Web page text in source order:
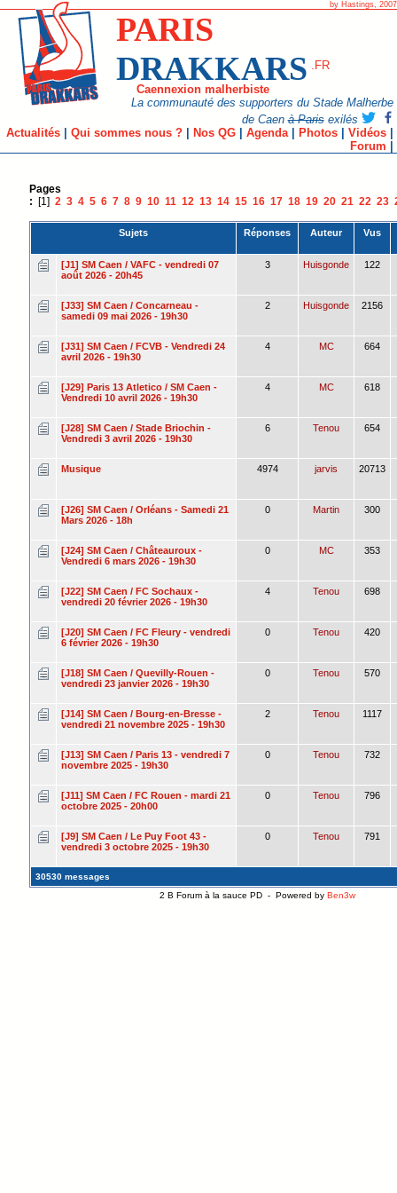
by Hastings, 2007
PARIS
DRAKKARS .FR
Caennexion malherbiste
La communauté des supporters du Stade Malherbe
de Caenà Parisexilés
Actualités| Qui sommes nous ?| Nos QG| Agenda| Photos| Vidéos|
Forum |
Pages
: [1] 2 3 4 5 6 7 8 9 10 11 12 13 14 15 16 17 18 19 20 21 22 23
Sujets Réponses Auteur Vus
[J1] SM Caen / VAFC - vendredi 07
août 2026 - 20h45
3 Huisgonde 122
[J33] SM Caen / Concarneau -
samedi 09 mai 2026 - 19h30
2 Huisgonde 2156
[J31] SM Caen / FCVB - Vendredi 24
avril 2026 - 19h30
4 MC 664
[J29] Paris 13 Atletico / SM Caen -
Vendredi 10 avril 2026 - 19h30
4 MC 618
[J28] SM Caen / Stade Briochin -
Vendredi 3 avril 2026 - 19h30
6 Tenou 654
Musique 4974 jarvis 20713
[J26] SM Caen / Orléans - Samedi 21
Mars 2026 - 18h
0 Martin 300
[J24] SM Caen / Châteauroux -
Vendredi 6 mars 2026 - 19h30
0 MC 353
[J22] SM Caen / FC Sochaux -
vendredi 20 février 2026 - 19h30
4 Tenou 698
[J20] SM Caen / FC Fleury - vendredi
6 février 2026 - 19h30
0 Tenou 420
[J18] SM Caen / Quevilly-Rouen -
vendredi 23 janvier 2026 - 19h30
0 Tenou 570
[J14] SM Caen / Bourg-en-Bresse -
vendredi 21 novembre 2025 - 19h30
2 Tenou 1117
[J13] SM Caen / Paris 13 - vendredi 7
novembre 2025 - 19h30
0 Tenou 732
[J11] SM Caen / FC Rouen - mardi 21
octobre 2025 - 20h00
0 Tenou 796
[J9] SM Caen / Le Puy Foot 43 -
vendredi 3 octobre 2025 - 19h30
0 Tenou 791
30530 messages
2 B Forum à la sauce PD - Powered by Ben3w